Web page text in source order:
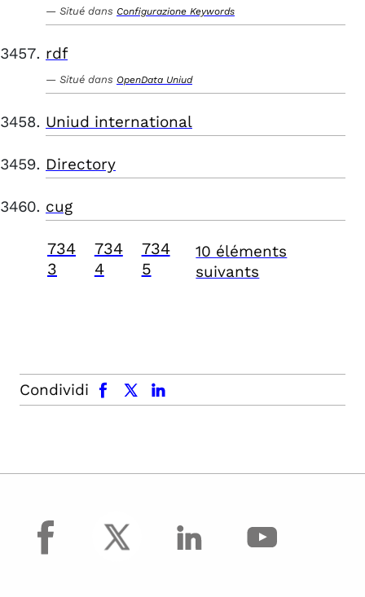
Situé dans Configurazione Keywords
rdf
Situé dans OpenData Uniud
Uniud international
Directory
cug
734
3
734
4
734
5
10 éléments
suivants
Condividi
facebook x.com linkedin
facebook